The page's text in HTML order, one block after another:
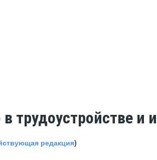
трудоустройстве и
редакция)